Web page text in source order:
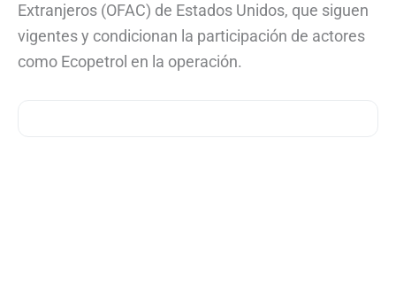
Extranjeros (OFAC) de Estados Unidos, que siguen
vigentes y condicionan la participación de actores
como Ecopetrol en la operación.